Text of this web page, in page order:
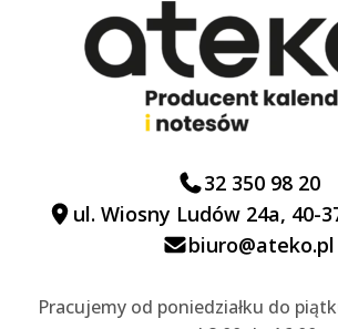
32 350 98 20
ul. Wiosny Ludów 24a, 40-
biuro@ateko.pl
Pracujemy od poniedziałku do